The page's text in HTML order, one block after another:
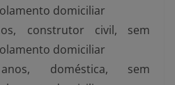
domiciliar
construtor civil, sem
domiciliar
doméstica, sem